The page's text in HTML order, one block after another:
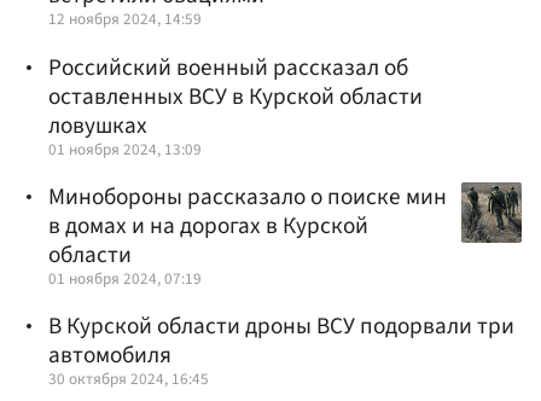
12 ноября 2024, 14:59
Российский военный рассказал об
оставленных ВСУ в Курской области
ловушках
01 ноября 2024, 13:09
Минобороны рассказало о поиске мин
в домах и на дорогах в Курской
области
01 ноября 2024, 07:19
В Курской области дроны ВСУ подорвали три
автомобиля
30 октября 2024, 16:45